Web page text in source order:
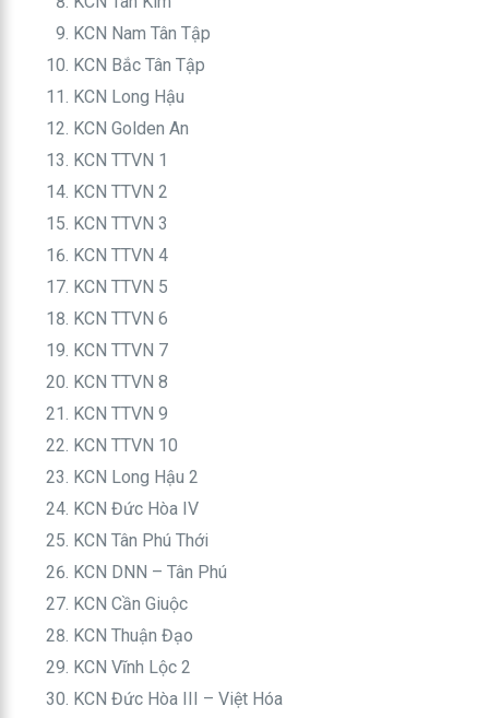
KCN Nam Tân Tập
KCN Bắc Tân Tập
KCN Long Hậu
KCN Golden An
KCN TTVN 1
KCN TTVN 2
KCN TTVN 3
KCN TTVN 4
KCN TTVN 5
KCN TTVN 6
KCN TTVN 7
KCN TTVN 8
KCN TTVN 9
KCN TTVN 10
KCN Long Hậu 2
KCN Đức Hòa IV
KCN Tân Phú Thới
KCN DNN – Tân Phú
KCN Cần Giuộc
KCN Thuận Đạo
KCN Vĩnh Lộc 2
KCN Đức Hòa III – Việt Hóa